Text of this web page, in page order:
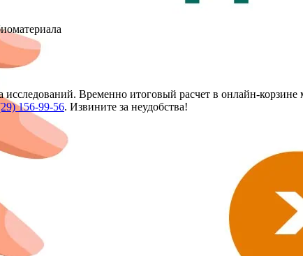
Временно итоговый расчет в онлайн-корзине
156-99-56. Извините за неудобства!